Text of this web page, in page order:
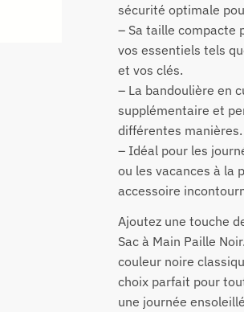
sécurité optimale
– Sa taille compacte
vos essentiels tels
et vos clés.
– La bandoulière en
supplémentaire et
différentes manières.
– Idéal pour les
ou les vacances à la
accessoire
Ajoutez une touche
Sac à Main Paille
couleur noire
choix parfait pour
une journée